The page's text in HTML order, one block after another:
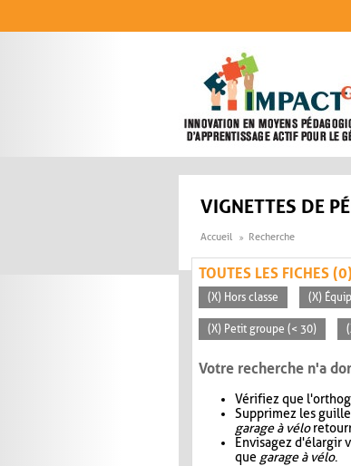
VIGNETTES DE
Accueil Recherche
TOUTES LES FICHES (0)
(X) Hors classe (X)
(X) Petit groupe (< 30)
Votre recherche n'a
Vérifiez que
Supprimez les
garage à vélo
Envisagez d'élargir
que garage à vélo.